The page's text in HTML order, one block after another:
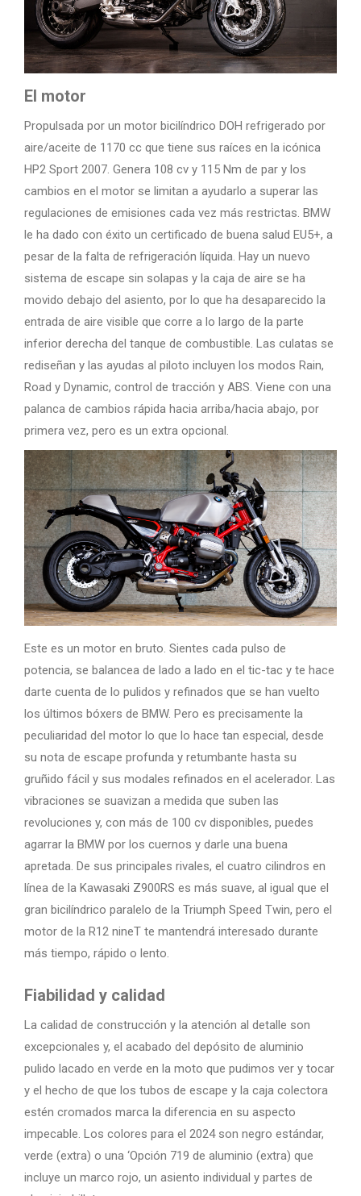
El motor
Propulsada por un motor bicilíndrico DOH refrigerado por
aire/aceite de 1170 cc que tiene sus raíces en la icónica
HP2 Sport 2007. Genera 108 cv y 115 Nm de par y los
cambios en el motor se limitan a ayudarlo a superar las
regulaciones de emisiones cada vez más restrictas. BMW
le ha dado con éxito un certificado de buena salud EU5+, a
pesar de la falta de refrigeración líquida. Hay un nuevo
sistema de escape sin solapas y la caja de aire se ha
movido debajo del asiento, por lo que ha desaparecido la
entrada de aire visible que corre a lo largo de la parte
inferior derecha del tanque de combustible. Las culatas se
rediseñan y las ayudas al piloto incluyen los modos Rain,
Road y Dynamic, control de tracción y ABS. Viene con una
palanca de cambios rápida hacia arriba/hacia abajo, por
primera vez, pero es un extra opcional.
Este es un motor en bruto. Sientes cada pulso de
potencia, se balancea de lado a lado en el tic-tac y te hace
darte cuenta de lo pulidos y refinados que se han vuelto
los últimos bóxers de BMW. Pero es precisamente la
peculiaridad del motor lo que lo hace tan especial, desde
su nota de escape profunda y retumbante hasta su
gruñido fácil y sus modales refinados en el acelerador. Las
vibraciones se suavizan a medida que suben las
revoluciones y, con más de 100 cv disponibles, puedes
agarrar la BMW por los cuernos y darle una buena
apretada. De sus principales rivales, el cuatro cilindros en
línea de la Kawasaki Z900RS es más suave, al igual que el
gran bicilíndrico paralelo de la Triumph Speed Twin, pero el
motor de la R12 nineT te mantendrá interesado durante
más tiempo, rápido o lento.
Fiabilidad y calidad
La calidad de construcción y la atención al detalle son
excepcionales y, el acabado del depósito de aluminio
pulido lacado en verde en la moto que pudimos ver y tocar
y el hecho de que los tubos de escape y la caja colectora
estén cromados marca la diferencia en su aspecto
impecable. Los colores para el 2024 son negro estándar,
verde (extra) o una ‘Opción 719 de aluminio (extra) que
incluye un marco rojo, un asiento individual y partes de